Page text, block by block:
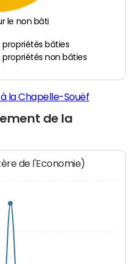
le non bâti
propriétés bâties
propriétés non bâties
la Chapelle-Souëf
de la
de l'Economie)